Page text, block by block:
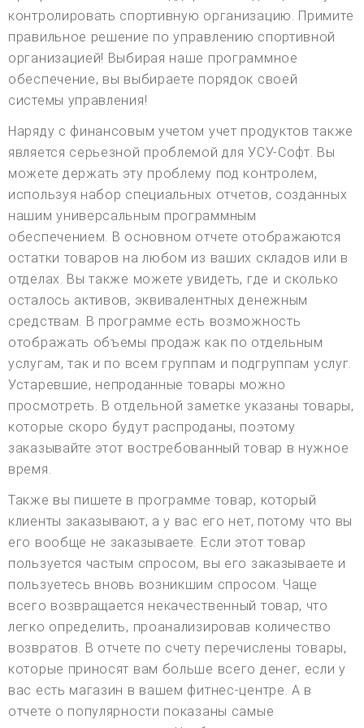
контролировать спортивную организацию. Примите
правильное решение по управлению спортивной
организацией! Выбирая наше программное
обеспечение, вы выбираете порядок своей
системы управления!
Наряду с финансовым учетом учет продуктов также
является серьезной проблемой для УСУ-Софт. Вы
можете держать эту проблему под контролем,
используя набор специальных отчетов, созданных
нашим универсальным программным
обеспечением. В основном отчете отображаются
остатки товаров на любом из ваших складов или в
отделах. Вы также можете увидеть, где и сколько
осталось активов, эквивалентных денежным
средствам. В программе есть возможность
отображать объемы продаж как по отдельным
услугам, так и по всем группам и подгруппам услуг.
Устаревшие, непроданные товары можно
просмотреть. В отдельной заметке указаны товары,
которые скоро будут распроданы, поэтому
заказывайте этот востребованный товар в нужное
время.
Также вы пишете в программе товар, который
клиенты заказывают, а у вас его нет, потому что вы
его вообще не заказываете. Если этот товар
пользуется частым спросом, вы его заказываете и
пользуетесь вновь возникшим спросом. Чаще
всего возвращается некачественный товар, что
легко определить, проанализировав количество
возвратов. В отчете по счету перечислены товары,
которые приносят вам больше всего денег, если у
вас есть магазин в вашем фитнес-центре. А в
отчете о популярности показаны самые